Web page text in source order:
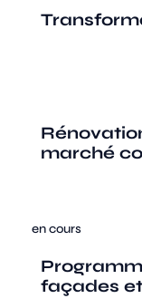
marché
en cours
façades